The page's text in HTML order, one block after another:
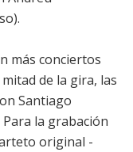
más conciertos
de la gira, las
Santiago
la grabación
original -